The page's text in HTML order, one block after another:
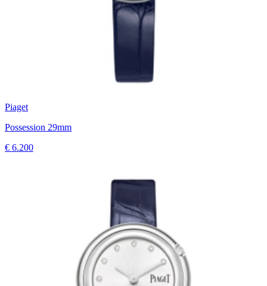
Piaget
Possession 29mm
€ 6.200